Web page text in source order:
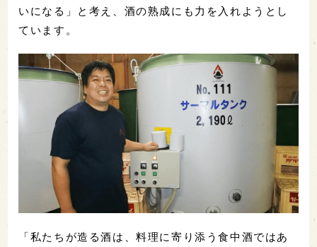
いになる」と考え、酒の熟成にも力を入れようとし
ています。
「私たちが造る酒は、料理に寄り添う食中酒ではあ